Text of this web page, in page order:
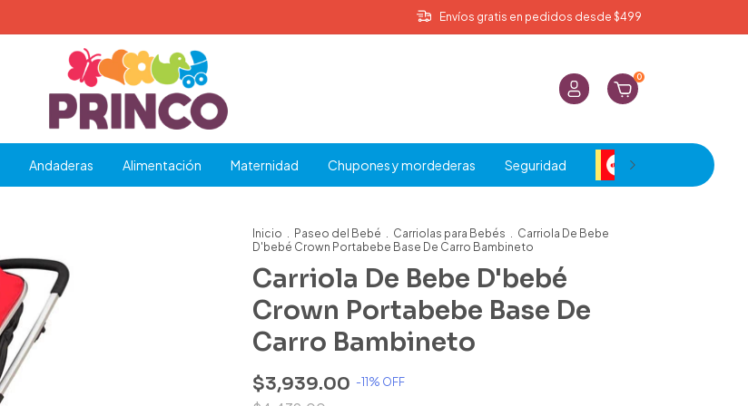
Envíos gratis en pedidos desde $499
0
Andaderas Alimentación Maternidad Chupones y mordederas Seguridad Liquidación
Inicio . Paseo del Bebé . Carriolas para Bebés . Carriola De Bebe
D'bebé Crown Portabebe Base De Carro Bambineto
Carriola De Bebe D'bebé
Crown Portabebe Base De
Carro Bambineto
$3,939.00 -11 % OFF